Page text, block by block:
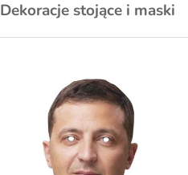
Dekoracje stojące i maski